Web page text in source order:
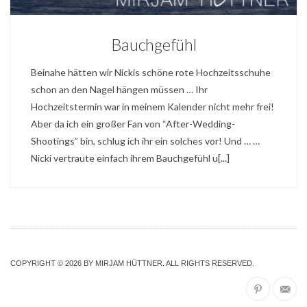
Bauchgefühl
Beinahe hätten wir Nickis schöne rote Hochzeitsschuhe
schon an den Nagel hängen müssen … Ihr
Hochzeitstermin war in meinem Kalender nicht mehr frei!
Aber da ich ein großer Fan von “After-Wedding-
Shootings” bin, schlug ich ihr ein solches vor! Und … …
Nicki vertraute einfach ihrem Bauchgefühl u[...]
COPYRIGHT © 2026 BY MIRJAM HÜTTNER. ALL RIGHTS RESERVED.